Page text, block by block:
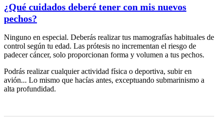
¿Qué cuidados deberé tener con mis nuevos
pechos?
Ninguno en especial. Deberás realizar tus mamografías habituales de
control según tu edad. Las prótesis no incrementan el riesgo de
padecer cáncer, solo proporcionan forma y volumen a tus pechos.
Podrás realizar cualquier actividad física o deportiva, subir en
avión... Lo mismo que hacías antes, exceptuando submarinismo a
alta profundidad.